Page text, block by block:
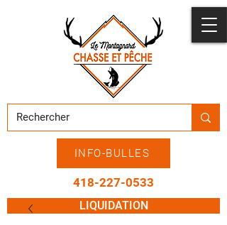
INFO-BULLES
418-227-0533
LIQUIDATION